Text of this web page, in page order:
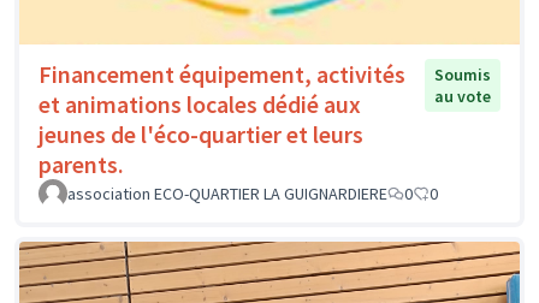
Financement équipement, activités
et animations locales dédié aux
jeunes de l'éco-quartier et leurs
parents.
Soumis
au vote
association ECO-QUARTIER LA GUIGNARDIERE 0 0